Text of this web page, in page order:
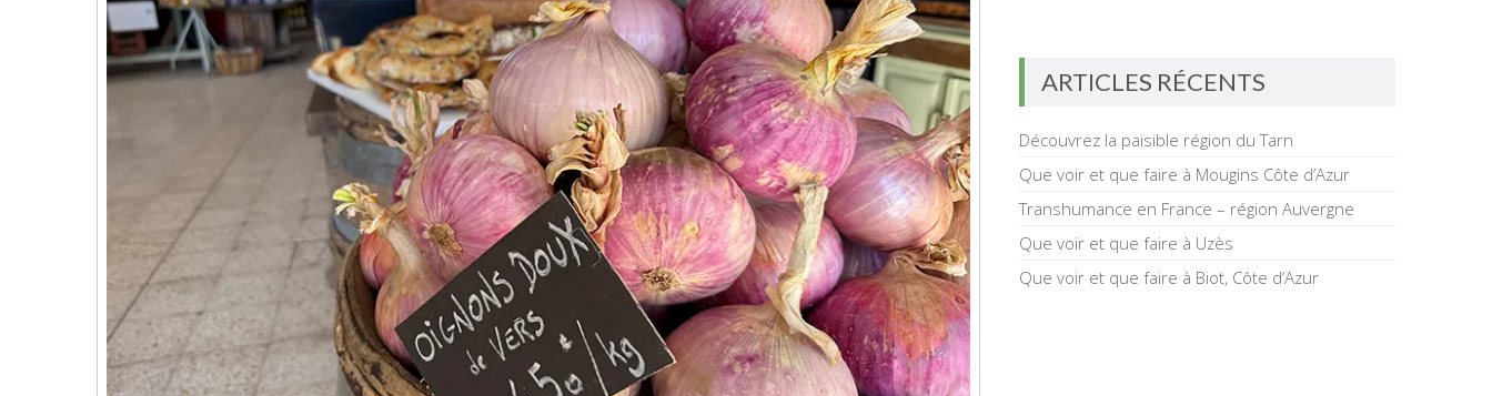
ARTICLES RÉCENTS
Découvrez la paisible région du Tarn
Que voir et que faire à Mougins Côte d’Azur
Transhumance en France – région Auvergne
Que voir et que faire à Uzès
Que voir et que faire à Biot, Côte d’Azur